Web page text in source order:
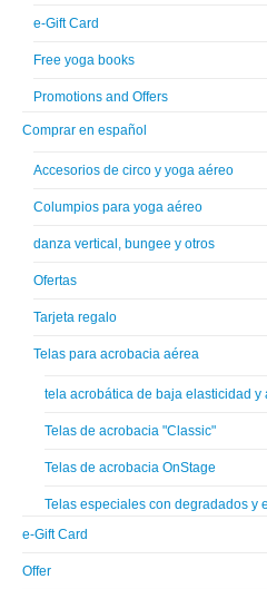
e-Gift Card
Free yoga books
Promotions and Offers
Comprar en español
Accesorios de circo y yoga aéreo
Columpios para yoga aéreo
danza vertical, bungee y otros
Ofertas
Tarjeta regalo
Telas para acrobacia aérea
tela acrobática de baja elasticidad y
Telas de acrobacia "Classic"
Telas de acrobacia OnStage
Telas especiales con degradados y
e-Gift Card
Offer